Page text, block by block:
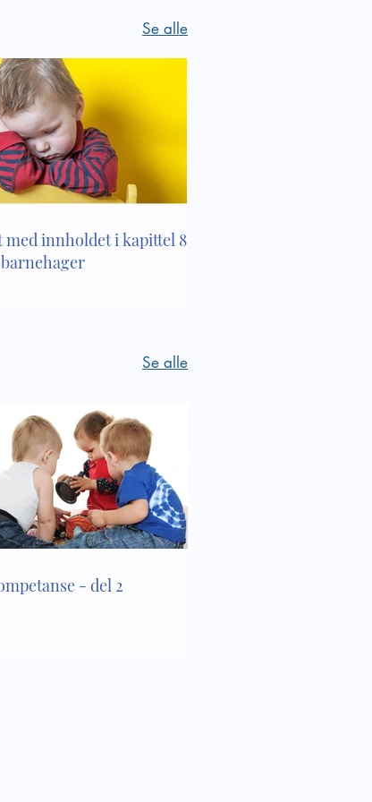
Se alle
innholdet i kapittel 8 i
Se alle
- del 2